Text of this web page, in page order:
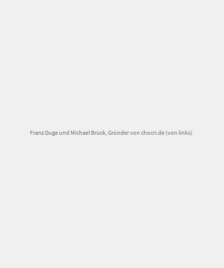
Franz Duge und Michael Brück, Gründer von chocri.de (von links)